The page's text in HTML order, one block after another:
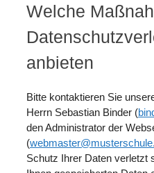
Welche
anbieten
Bitte kontaktieren Sie
Herrn Sebastian Binder (
den Administrator der
(
Schutz Ihrer Daten verletzt